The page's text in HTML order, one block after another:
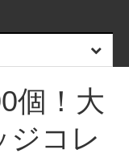
個！大
ジコレ